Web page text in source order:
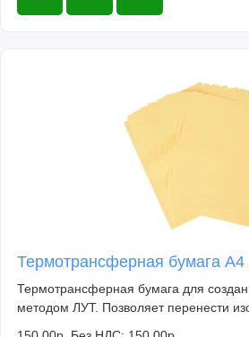
Термотрансферная бумага А4
Термотрансферная бумага для
методом ЛУТ. Позволяет перенести